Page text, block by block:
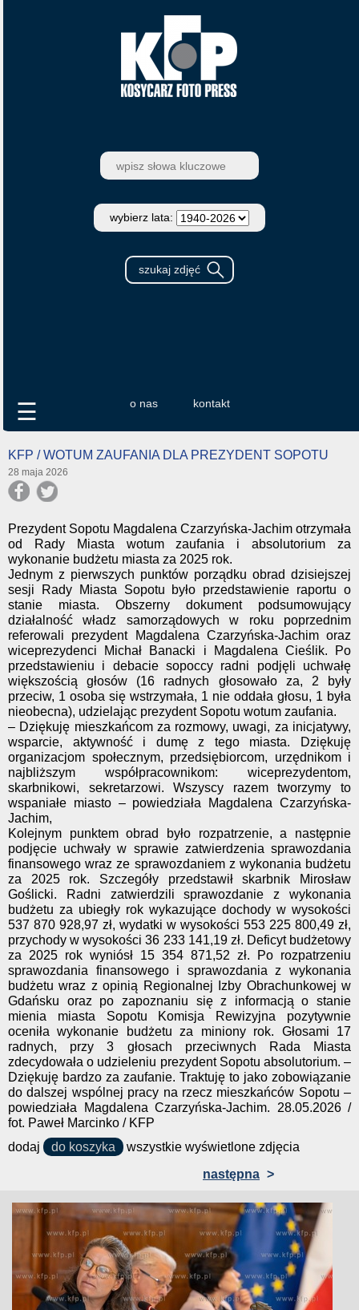
wybierz lata:
o nas kontakt
☰
KFP / WOTUM ZAUFANIA DLA PREZYDENT SOPOTU
28 maja 2026
Prezydent Sopotu Magdalena Czarzyńska-Jachim otrzymała
od Rady Miasta wotum zaufania i absolutorium za
wykonanie budżetu miasta za 2025 rok.
Jednym z pierwszych punktów porządku obrad dzisiejszej
sesji Rady Miasta Sopotu było przedstawienie raportu o
stanie miasta. Obszerny dokument podsumowujący
działalność władz samorządowych w roku poprzednim
referowali prezydent Magdalena Czarzyńska-Jachim oraz
wiceprezydenci Michał Banacki i Magdalena Cieślik. Po
przedstawieniu i debacie sopoccy radni podjęli uchwałę
większością głosów (16 radnych głosowało za, 2 były
przeciw, 1 osoba się wstrzymała, 1 nie oddała głosu, 1 była
nieobecna), udzielając prezydent Sopotu wotum zaufania.
– Dziękuję mieszkańcom za rozmowy, uwagi, za inicjatywy,
wsparcie, aktywność i dumę z tego miasta. Dziękuję
organizacjom społecznym, przedsiębiorcom, urzędnikom i
najbliższym współpracownikom: wiceprezydentom,
skarbnikowi, sekretarzowi. Wszyscy razem tworzymy to
wspaniałe miasto – powiedziała Magdalena Czarzyńska-
Jachim,
Kolejnym punktem obrad było rozpatrzenie, a następnie
podjęcie uchwały w sprawie zatwierdzenia sprawozdania
finansowego wraz ze sprawozdaniem z wykonania budżetu
za 2025 rok. Szczegóły przedstawił skarbnik Mirosław
Goślicki. Radni zatwierdzili sprawozdanie z wykonania
budżetu za ubiegły rok wykazujące dochody w wysokości
537 870 928,97 zł, wydatki w wysokości 553 225 800,49 zł,
przychody w wysokości 36 233 141,19 zł. Deficyt budżetowy
za 2025 rok wyniósł 15 354 871,52 zł. Po rozpatrzeniu
sprawozdania finansowego i sprawozdania z wykonania
budżetu wraz z opinią Regionalnej Izby Obrachunkowej w
Gdańsku oraz po zapoznaniu się z informacją o stanie
mienia miasta Sopotu Komisja Rewizyjna pozytywnie
oceniła wykonanie budżetu za miniony rok. Głosami 17
radnych, przy 3 głosach przeciwnych Rada Miasta
zdecydowała o udzieleniu prezydent Sopotu absolutorium. –
Dziękuję bardzo za zaufanie. Traktuję to jako zobowiązanie
do dalszej wspólnej pracy na rzecz mieszkańców Sopotu –
powiedziała Magdalena Czarzyńska-Jachim. 28.05.2026 /
fot. Paweł Marcinko / KFP
dodaj
do koszyka
wszystkie wyświetlone zdjęcia
następna >